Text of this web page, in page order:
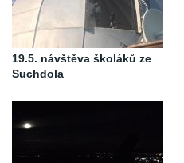
19.5. návštěva školáků ze
Suchdola